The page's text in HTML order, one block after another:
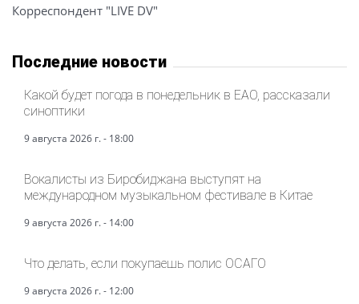
Корреспондент "LIVE DV"
Последние новости
Какой будет погода в понедельник в ЕАО, рассказали
синоптики
9 августа 2026 г. - 18:00
Вокалисты из Биробиджана выступят на
международном музыкальном фестивале в Китае
9 августа 2026 г. - 14:00
Что делать, если покупаешь полис ОСАГО
9 августа 2026 г. - 12:00